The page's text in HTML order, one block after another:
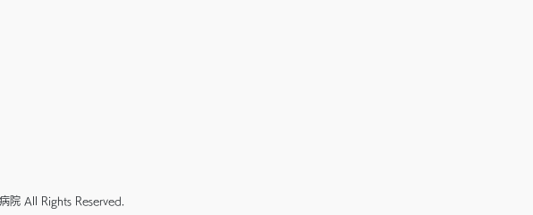
院 All Rights Reserved.